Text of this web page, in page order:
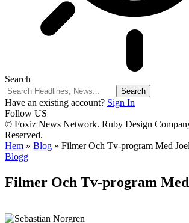
Search
Have an existing account? Sign In
Follow US
© Foxiz News Network. Ruby Design
Reserved.
Hem » Blog » Filmer Och Tv-program Med
Blogg
Filmer Och Tv-program